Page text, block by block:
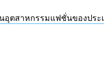
อุตสาหกรรมแฟชั่นของประ